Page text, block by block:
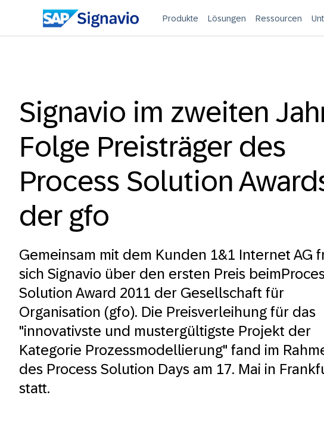
Produkte Lösungen Ressourcen
Signavio im zweiten
Folge Preisträger des
Process Solution
der gfo
Gemeinsam mit dem Kunden 1&1 Internet AG
sich Signavio über den ersten Preis
Solution Award 2011 der Gesellschaft für
Organisation (gfo). Die Preisverleihung für das
"innovativste und mustergültigste Projekt der
Kategorie Prozessmodellierung" fand im
des Process Solution Days am 17. Mai in
statt.